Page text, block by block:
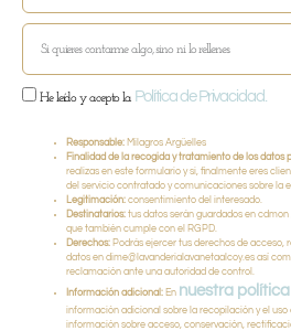
He leído y acepto la Política de Privacidad.
Responsable: Milagros Argüelles
Finalidad de la recogida y tratamiento de los datos
realizas en este formulario y si, finalmente eres
del servicio contratado y comunicaciones sobre la
Legitimación: consentimiento del interesado.
Destinatarios: tus datos serán guardados en
que también cumple con el RGPD.
Derechos: Podrás ejercer tus derechos de acceso,
datos en dime@lavanderialavanetaalcoy.es así
reclamación ante una autoridad de control.
Información adicional: En nuestra
información adicional sobre la recopilación y el
información sobre acceso, conservación,